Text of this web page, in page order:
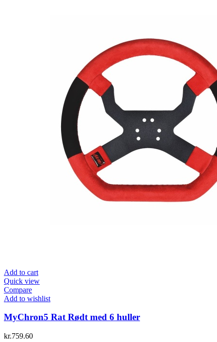
Add to cart
Quick view
Compare
Add to wishlist
MyChron5 Rat Rødt med 6 huller
kr.759.60